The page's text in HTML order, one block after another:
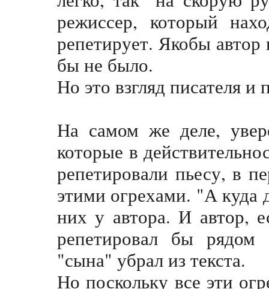
режиссер, который
репетирует. Якобы
бы не было.
Но это взгляд писателя и
На самом же деле,
которые в
репетировали пьесу, в
этими огрехами. "А куда
них у автора. И автор,
репетировал бы
"сына" убрал из текста.
Но поскольку все эти